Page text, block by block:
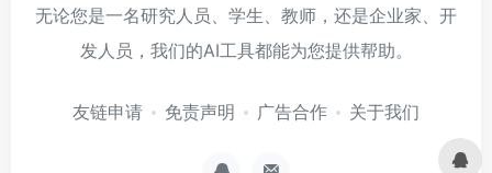
无论您是一名研究人员、学生、教师，还是企业家、开
发人员，我们的AI工具都能为您提供帮助。
友链申请 免责声明 广告合作 关于我们